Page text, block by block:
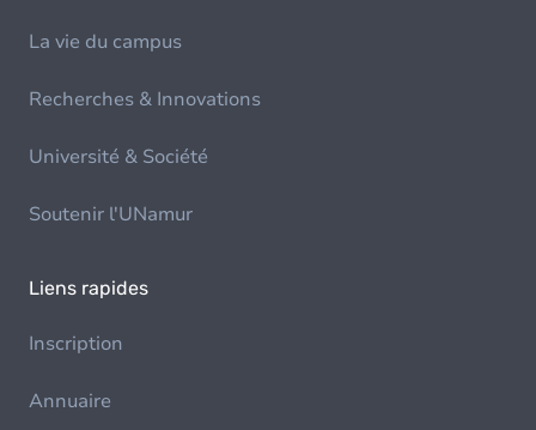
La vie du campus
Recherches & Innovations
Université & Société
Soutenir l'UNamur
Liens rapides
Inscription
Annuaire